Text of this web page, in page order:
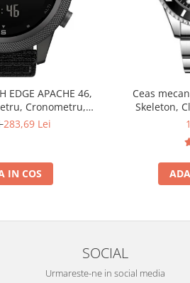
EDGE APACHE 46,
Cronometru,
Busola
283,69 Lei
IN COS
Ceas
Skeleton,
SOCIAL
Urmareste-ne in social media